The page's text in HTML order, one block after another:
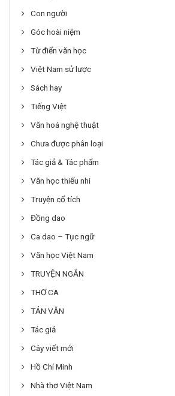
Con người
Góc hoài niệm
Từ điển văn học
Việt Nam sử lược
Sách hay
Tiếng Việt
Văn hoá nghệ thuật
Chưa được phân loại
Tác giả & Tác phẩm
Văn học thiếu nhi
Truyện cổ tích
Đồng dao
Ca dao – Tục ngữ
Văn học Việt Nam
TRUYỆN NGẮN
THƠ CA
TẢN VĂN
Tác giả
Cây viết mới
Hồ Chí Minh
Nhà thơ Việt Nam